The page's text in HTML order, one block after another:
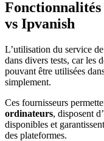
vs Ipvanish
L’utilisation du service
dans divers tests, car les
pouvant être utilisées
simplement.
Ces fournisseurs
ordinateurs, disposent
disponibles et
des plateformes.